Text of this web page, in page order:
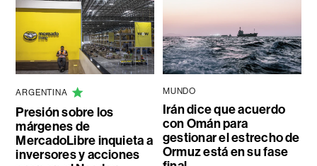
ARGENTINA
Presión sobre los
márgenes de
MercadoLibre inquieta a
inversores y acciones
MUNDO
Irán dice que acuerdo
con Omán para
gestionar el estrecho de
Ormuz está en su fase